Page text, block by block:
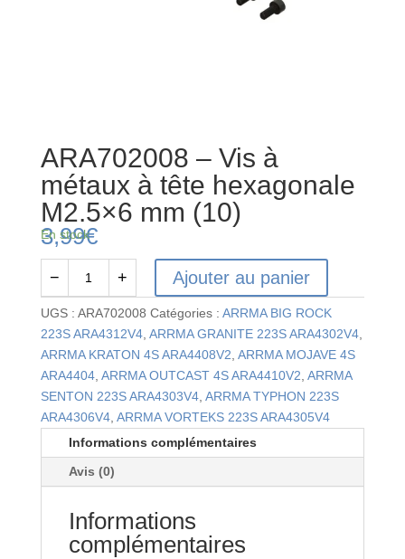
ARA702008 – Vis à
métaux à tête hexagonale
M2.5×6 mm (10)
3,99€
En stock
quantité
de
ARA702008
-
Vis
à
métaux
à
hexagonale
− + Ajouter au panier
UGS : ARA702008 Catégories : ARRMA BIG ROCK
223S ARA4312V4, ARRMA GRANITE 223S ARA4302V4,
ARRMA KRATON 4S ARA4408V2 ARRMA MOJAVE 4S
ARA4404, ARRMA OUTCAST 4S ARA4410V2 ARRMA
SENTON 223S ARA4303V4, ARRMA TYPHON 223S
ARA4306V4, ARRMA VORTEKS 223S ARA4305V4
Informations complémentaires
Avis (0)
Informations
complémentaires